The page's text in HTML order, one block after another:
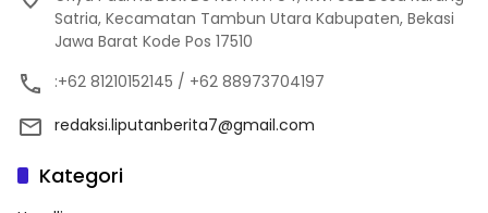
Satria, Kecamatan Tambun Utara Kabupaten, Bekasi
Jawa Barat Kode Pos 17510
:+62 81210152145 / +62 88973704197
redaksi.liputanberita7@gmail.com
Kategori